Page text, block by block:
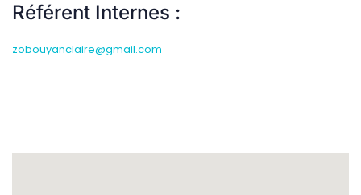
Référent Internes :
zobouyanclaire@gmail.com